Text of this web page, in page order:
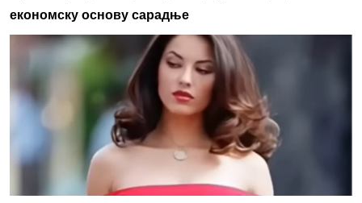
економску основу сарадње